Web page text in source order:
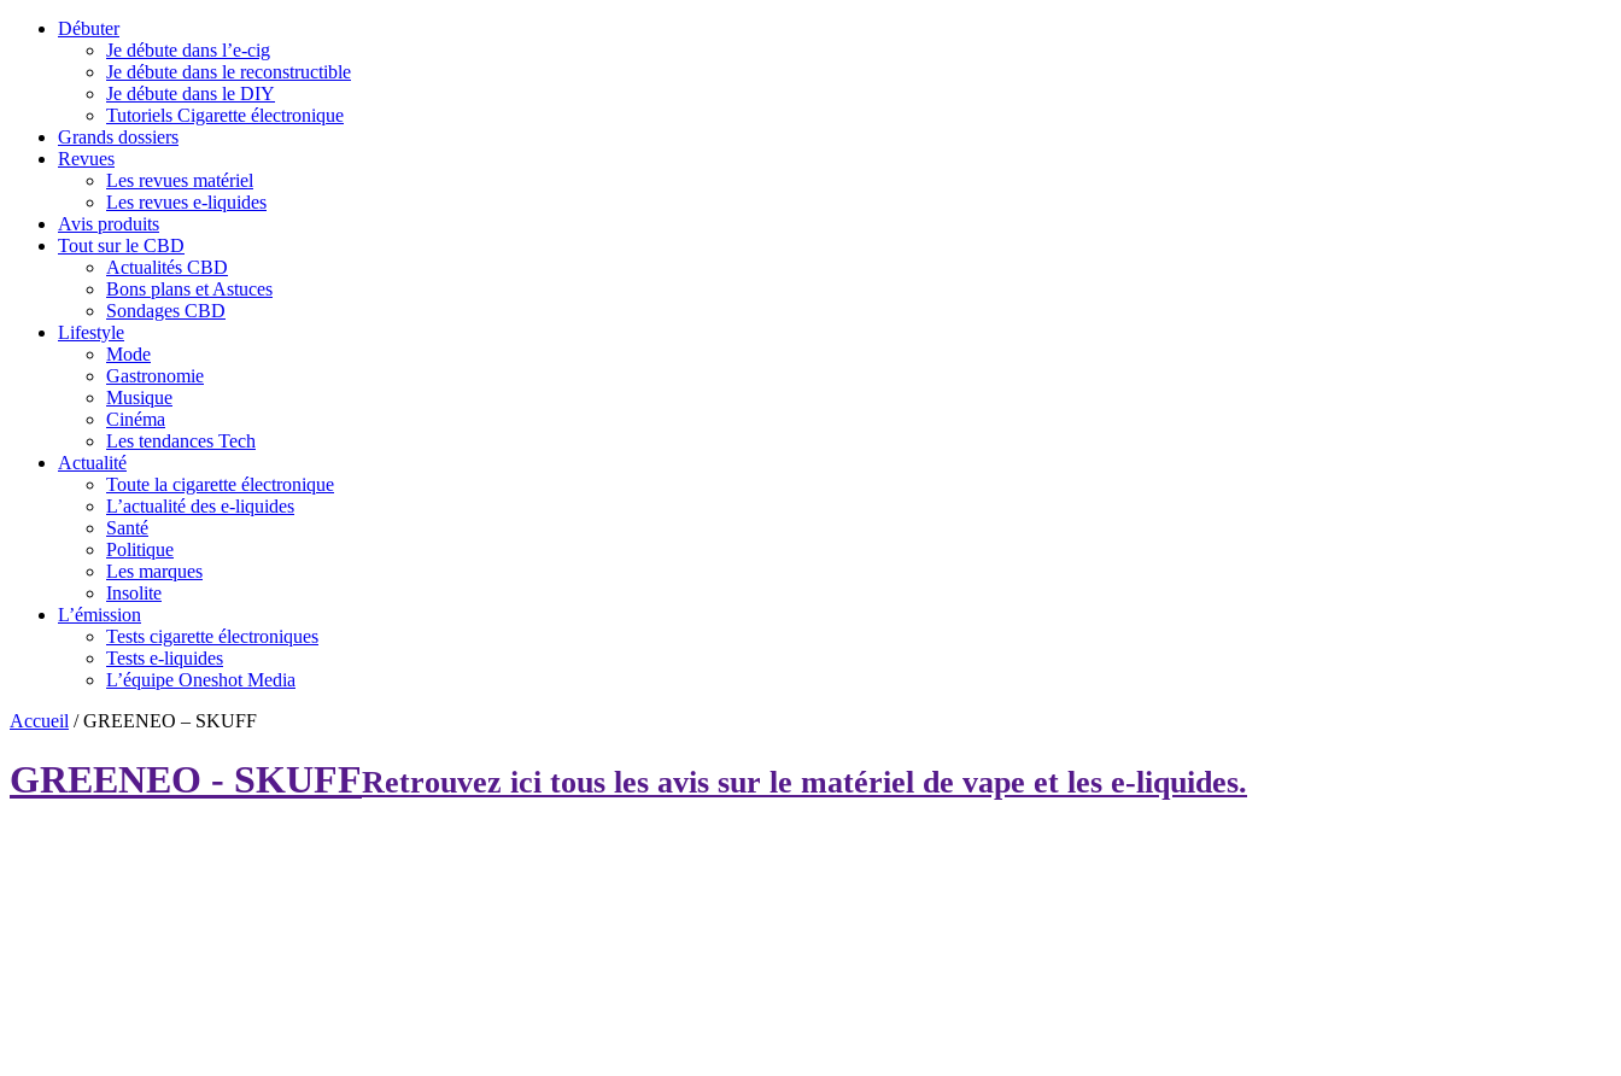
Débuter
Je débute dans l’e-cig
Je débute dans le reconstructible
Je débute dans le DIY
Tutoriels Cigarette électronique
Grands dossiers
Revues
Les revues matériel
Les revues e-liquides
Avis produits
Tout sur le CBD
Actualités CBD
Bons plans et Astuces
Sondages CBD
Lifestyle
Mode
Gastronomie
Musique
Cinéma
Les tendances Tech
Actualité
Toute la cigarette électronique
L’actualité des e-liquides
Santé
Politique
Les marques
Insolite
L’émission
Tests cigarette électroniques
Tests e-liquides
L’équipe Oneshot Media
Accueil /GREENEO – SKUFF
GREENEO - SKUFFRetrouvez ici tous les avis sur le matériel de vape et les e-liquides.